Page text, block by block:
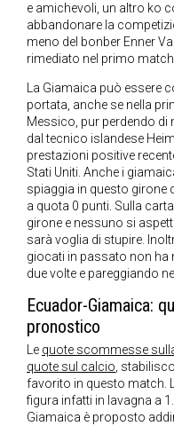
e amichevoli, un altro ko
abbandonare la
meno del bonber Enner
rimediato nel primo
La Giamaica può essere
portata, anche se nella
Messico, pur perdendo di
dal tecnico islandese
prestazioni positive
Stati Uniti. Anche i
spiaggia in questo girone
a quota 0 punti. Sulla
girone e nessuno si
sarà voglia di stupire.
giocati in passato non ha
due volte e pareggiando
Ecuador-Giamaica:
pronostico
Le quote scommesse
quote sul calcio,
favorito in questo match.
figura infatti in lavagna a
Giamaica è proposto